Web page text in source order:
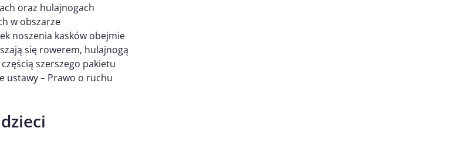
oraz hulajnogach
w obszarze
noszenia kasków obejmie
się rowerem, hulajnogą
szerszego pakietu
ustawy – Prawo o ruchu